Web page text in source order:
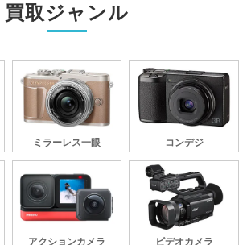
買取ジャンル
ミラーレス一眼 コンデジ
アクションカメラ ビデオカメラ